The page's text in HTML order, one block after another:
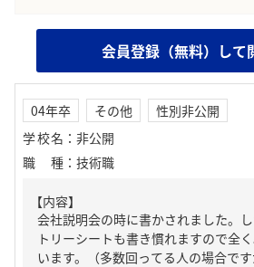
会員登録（無料）して
04年卒 その他
性別非公開
学校名 ： 非公開
職種 ： 技術職
【内容】
会社説明会の時に書かされました。
トリーシートも書き慣れますので全
います。（多数回ってる人の場合です